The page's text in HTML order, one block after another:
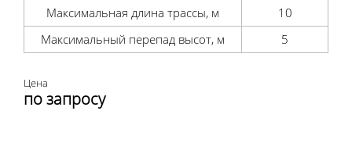
Максимальная длина трассы, м
10
Максимальный перепад высот, м
5
Цена
по запросу